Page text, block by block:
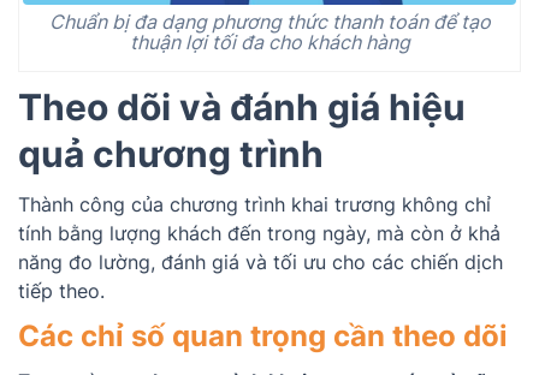
Chuẩn bị đa dạng phương thức thanh toán để tạo
thuận lợi tối đa cho khách hàng
Theo dõi và đánh giá hiệu
quả chương trình
Thành công của chương trình khai trương không chỉ
tính bằng lượng khách đến trong ngày, mà còn ở khả
năng đo lường, đánh giá và tối ưu cho các chiến dịch
tiếp theo.
Các chỉ số quan trọng cần theo dõi